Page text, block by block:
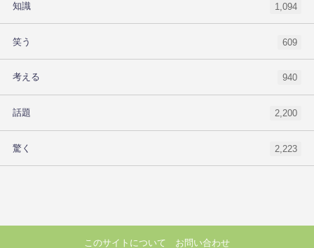
知識 1,094
笑う 609
考える 940
話題 2,200
驚く 2,223
このサイトについて お問い合わせ